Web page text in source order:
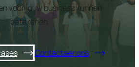
voor jouw business kunnen
betekenen.
Contacteer ons